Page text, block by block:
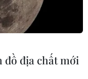
đồ địa chất mới